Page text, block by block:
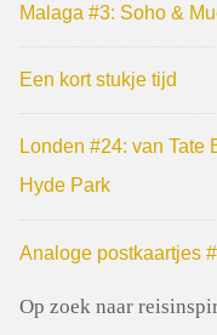
Malaga #3: Soho &
Een kort stukje tijd
Londen #24: van Tate
Hyde Park
Analoge postkaartjes
Op zoek naar